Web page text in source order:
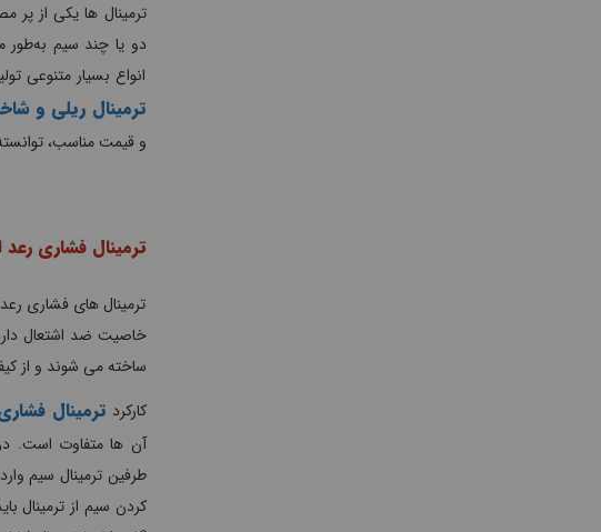
ترمینال ها یکی از
دو یا چند سیم به‌طور
انواع بسیار متنوعی
ترمینال ریلی و
و قیمت مناسب،
ترمینال فشاری رعد
ترمینال های فشاری
ساخته می شوند و از
کارکرد ترمینال
آن ها متفاوت است.
طرفین ترمینال سیم
کردن سیم از ترمینال